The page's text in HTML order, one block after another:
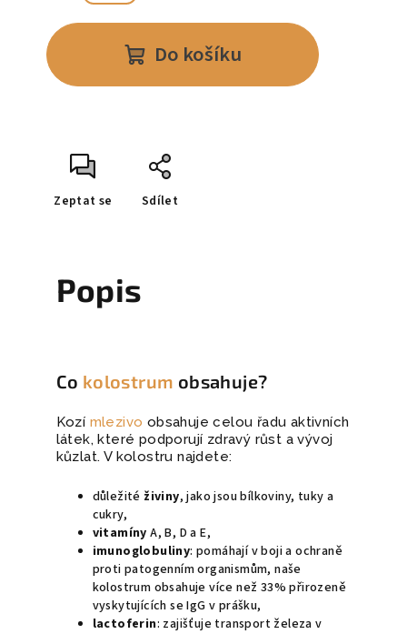
Do košíku
Zeptat se Sdílet
Popis
Co kolostrum obsahuje?
Kozí mlezivo obsahuje celou řadu aktivních
látek, které podporují zdravý růst a vývoj
kůzlat. V kolostru najdete:
důležité živiny, jako jsou bílkoviny, tuky a
cukry,
vitamíny A, B, D a E,
imunoglobuliny: pomáhají v boji a ochraně
proti patogenním organismům, naše
kolostrum obsahuje více než 33% přirozeně
vyskytujících se IgG v prášku,
lactoferin: zajišťuje transport železa v